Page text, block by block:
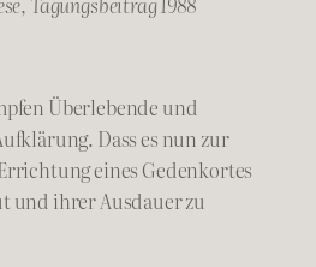
Überlebende und
Dass es nun zur
eines Gedenkortes
und ihrer Ausdauer zu